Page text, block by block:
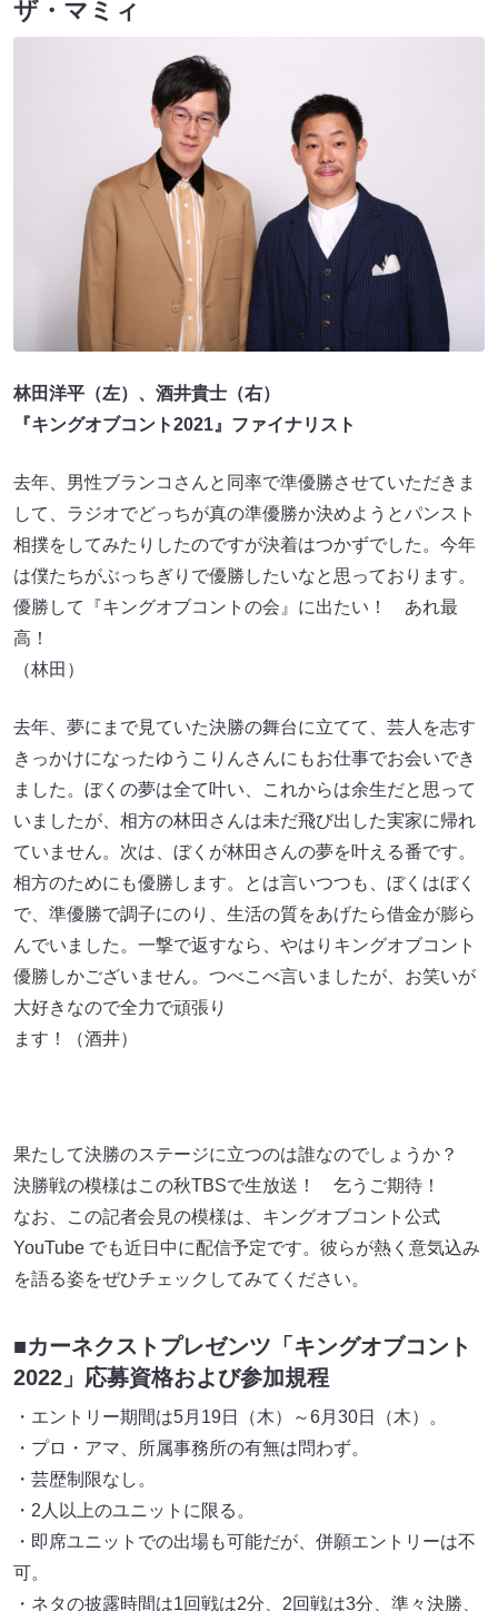
ザ・マミィ
林田洋平（左）、酒井貴士（右）
『キングオブコント2021』ファイナリスト
去年、男性ブランコさんと同率で準優勝させていただきま
して、ラジオでどっちが真の準優勝か決めようとパンスト
相撲をしてみたりしたのですが決着はつかずでした。今年
は僕たちがぶっちぎりで優勝したいなと思っております。
優勝して『キングオブコントの会』に出たい！ あれ最
高！
（林田）
去年、夢にまで見ていた決勝の舞台に立てて、芸人を志す
きっかけになったゆうこりんさんにもお仕事でお会いでき
ました。ぼくの夢は全て叶い、これからは余生だと思って
いましたが、相方の林田さんは未だ飛び出した実家に帰れ
ていません。次は、ぼくが林田さんの夢を叶える番です。
相方のためにも優勝します。とは言いつつも、ぼくはぼく
で、準優勝で調子にのり、生活の質をあげたら借金が膨ら
んでいました。一撃で返すなら、やはりキングオブコント
優勝しかございません。つべこべ言いましたが、お笑いが
大好きなので全力で頑張り
ます！（酒井）
果たして決勝のステージに立つのは誰なのでしょうか？
決勝戦の模様はこの秋TBSで生放送！ 乞うご期待！
なお、この記者会見の模様は、キングオブコント公式
YouTube でも近日中に配信予定です。彼らが熱く意気込み
を語る姿をぜひチェックしてみてください。
■カーネクストプレゼンツ「キングオブコント
2022」応募資格および参加規程
・エントリー期間は5月19日（木）～6月30日（木）。
・プロ・アマ、所属事務所の有無は問わず。
・芸歴制限なし。
・2人以上のユニットに限る。
・即席ユニットでの出場も可能だが、併願エントリーは不
可。
・ネタの披露時間は1回戦は2分、2回戦は3分、準々決勝、